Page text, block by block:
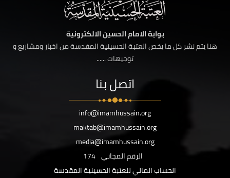
بوابة الامام الحسين الالكترونية
هنا يتم نشر كل ما يخص العتبة الحسينية المقدسة من اخبار ومشاريع و
توجيهات ......
اتصل بنا
info@imamhussain.org
maktab@imamhussain.org
media@imamhussain.org
الرقم المجاني 174
الحساب المالي للعتبة الحسينية المقدسة